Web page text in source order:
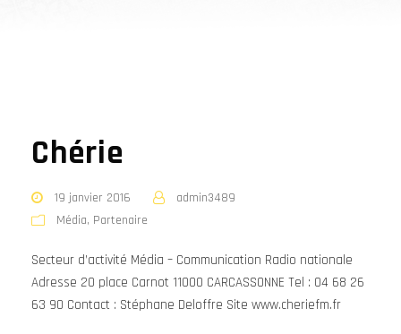
Chérie
19 janvier 2016
admin3489
Média, Partenaire
Secteur d’activité Média – Communication Radio nationale
Adresse 20 place Carnot 11000 CARCASSONNE Tel : 04 68 26
63 90 Contact : Stéphane Deloffre Site www.cheriefm.fr